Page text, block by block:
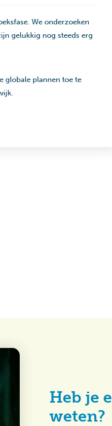
We onderzoeken
gelukkig nog steeds erg
globale plannen toe te
Heb je
weten?